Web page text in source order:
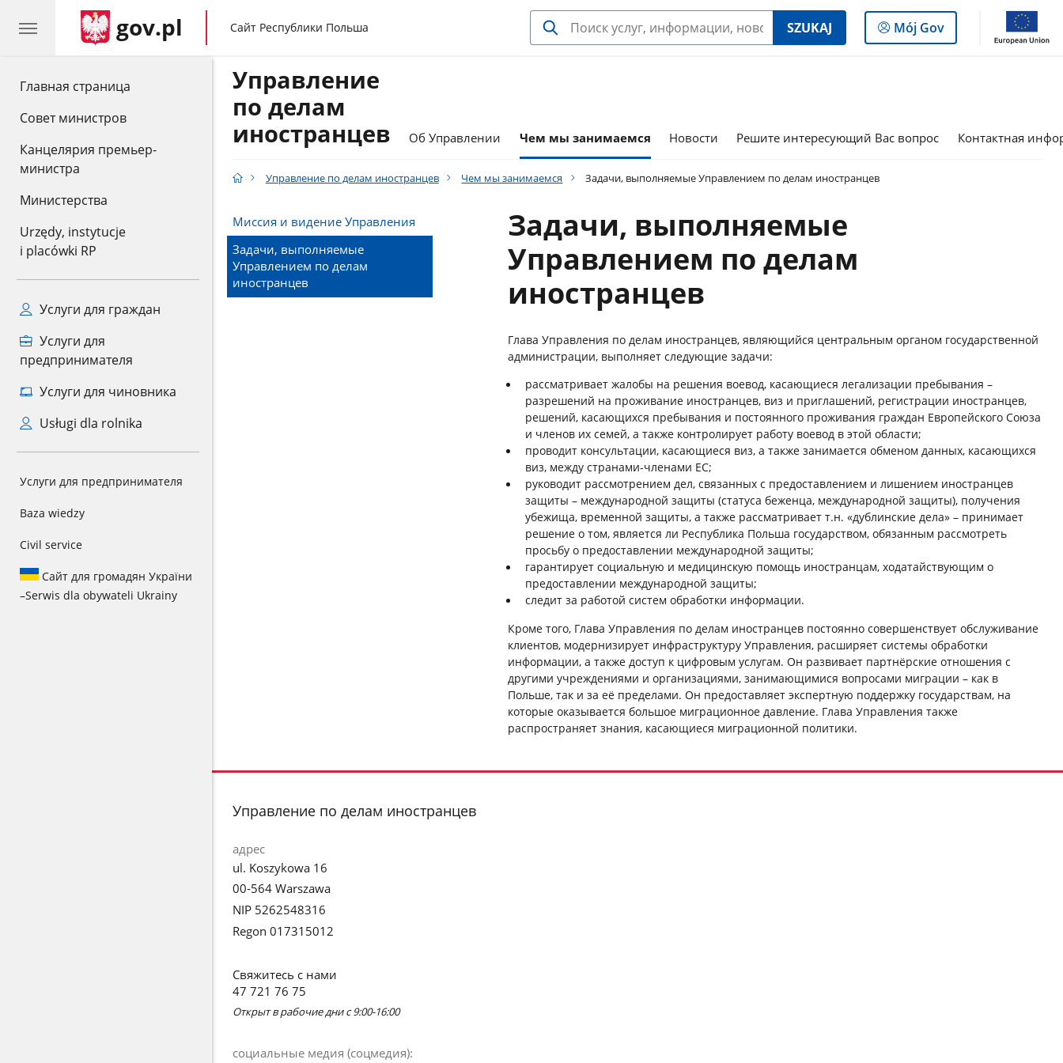
Главная страница
Совет министров
Канцелярия премьер-
министра
Министерства
Urzędy, instytucje
i placówki RP
Услуги для граждан
Услуги для
предпринимателя
Услуги для чиновника
Usługi dla rolnika
Услуги для предпринимателя
Baza wiedzy
Civil service
Сайт для громадян України
–Serwis dla obywateli Ukrainy
gov.pl gov.pl
Сайт Республики Польша SZUKAJ
Log
in
Mój Gov
Управление
по делам
иностранцев
Об Управлении Чем мы занимаемся Новости Решите интересующий Вас вопрос Контактная
Управление по делам иностранцев Чем мы занимаемся Задачи, выполняемые Управлением по делам иностранцев
Миссия и видение Управления
Задачи, выполняемые
Управлением по делам
иностранцев
Задачи, выполняемые
Управлением по делам
иностранцев
Глава Управления по делам иностранцев, являющийся центральным органом государственной
администрации, выполняет следующие задачи:
рассматривает жалобы на решения воевод, касающиеся легализации пребывания –
разрешений на проживание иностранцев, виз и приглашений, регистрации иностранцев,
решений, касающихся пребывания и постоянного проживания граждан Европейского Союза
и членов их семей, а также контролирует работу воевод в этой области;
проводит консультации, касающиеся виз, а также занимается обменом данных, касающихся
виз, между странами-членами ЕС;
руководит рассмотрением дел, связанных с предоставлением и лишением иностранцев
защиты – международной защиты (статуса беженца, международной защиты), получения
убежища, временной защиты, а также рассматривает т.н. «дублинские дела» – принимает
решение о том, является ли Республика Польша государством, обязанным рассмотреть
просьбу о предоставлении международной защиты;
гарантирует социальную и медицинскую помощь иностранцам, ходатайствующим о
предоставлении международной защиты;
следит за работой систем обработки информации.
Кроме того, Глава Управления по делам иностранцев постоянно совершенствует обслуживание
клиентов, модернизирует инфраструктуру Управления, расширяет системы обработки
информации, а также доступ к цифровым услугам. Он развивает партнёрские отношения с
другими учреждениями и организациями, занимающимися вопросами миграции – как в
Польше, так и за её пределами. Он предоставляет экспертную поддержку государствам, на
которые оказывается большое миграционное давление. Глава Управления также
распространяет знания, касающиеся миграционной политики.
stopka
Управление по делам иностранцев
адрес
ul. Koszykowa 16
00-564 Warszawa
NIP 5262548316
Regon 017315012
Свяжитесь с нами
47 721 76 75
Открыт в рабочие дни с 9:00-16:00
социальные медия (соцмедия):